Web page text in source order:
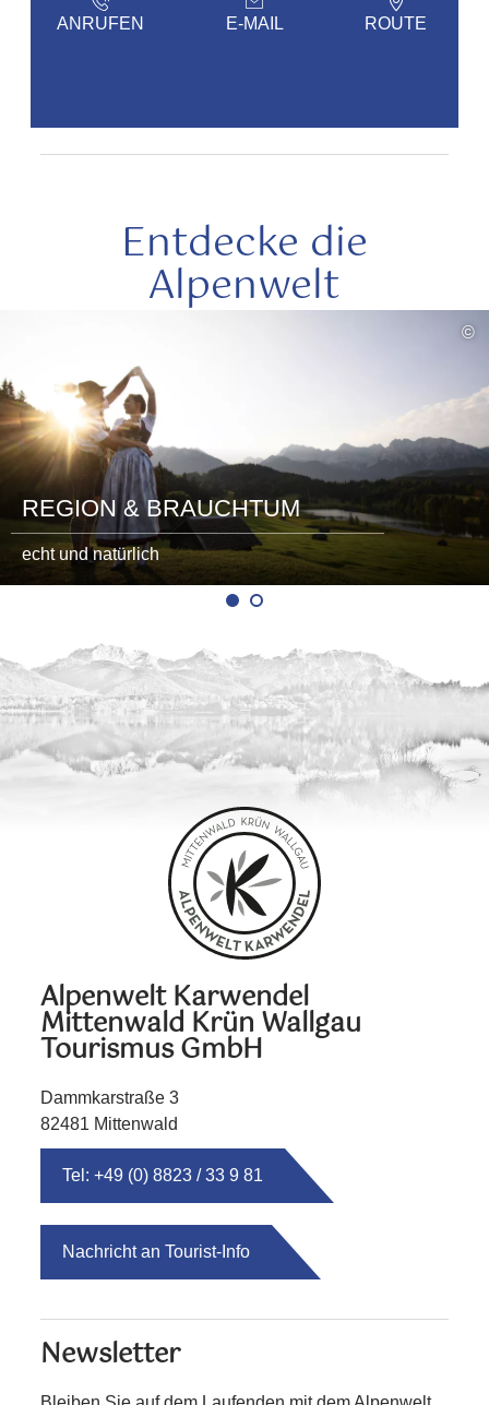
ANRUFEN E-MAIL ROUTE
Entdecke die
Alpenwelt
©
REGION & BRAUCHTUM
echt und natürlich
Alpenwelt Karwendel
Mittenwald Krün Wallgau
Tourismus GmbH
Dammkarstraße 3
82481 Mittenwald
Tel: +49 (0) 8823 / 33 9 81
Nachricht an Tourist-Info
Newsletter